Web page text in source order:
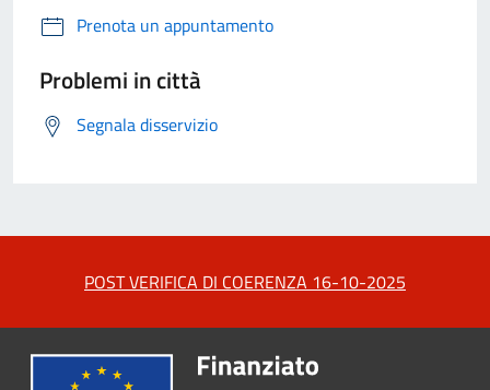
Prenota un appuntamento
Problemi in città
Segnala disservizio
POST VERIFICA DI COERENZA 16-10-2025